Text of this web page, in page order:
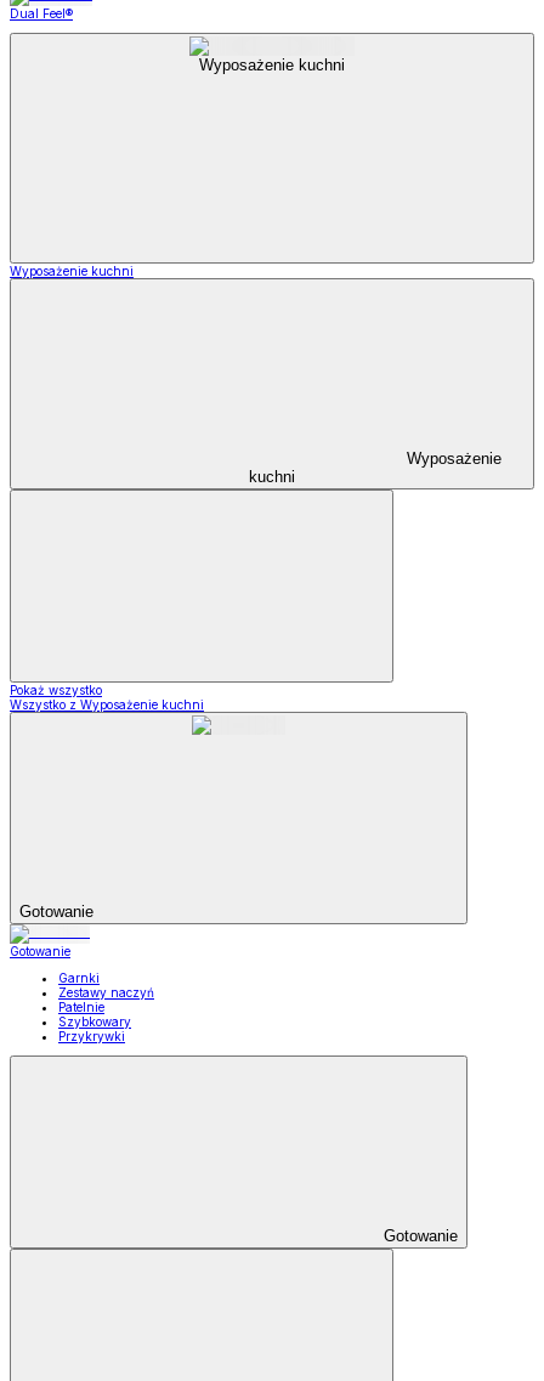
Dual Feel®
Wyposażenie kuchni
Wyposażenie kuchni
Wyposażenie
kuchni
Pokaż wszystko
Wszystko z Wyposażenie kuchni
Gotowanie
Gotowanie
Garnki
Zestawy naczyń
Patelnie
Szybkowary
Przykrywki
Gotowanie